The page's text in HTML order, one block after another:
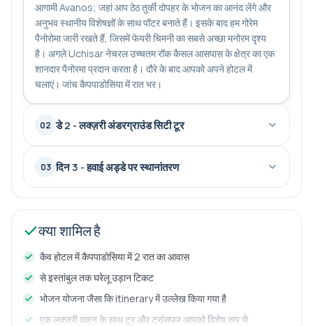
आगामी Avanos; जहां आप ठेठ तुर्की दोपहर के भोजन का आनंद लेंगे और
अनुभव स्थानीय विशेषज्ञों के साथ पॉटर बनाते हैं। इसके बाद हम गोरेम
पैनोरोमा जारी रखते हैं, जिसमें फेयरी चिमनी का सबसे अच्छा मनोरम दृश्य
है। अगले Uchisar नेचरल उच्चतम रॉक कैसल आसपास के क्षेत्र का एक
शानदार पैनोरमा प्रदान करता है। दौरे के बाद आपको अपने होटल में
चलाएं। जांच कैपपाडोसिया में रात भर।
02 डे 2 - लक्ज़री अंडरग्राउंड सिटी टूर
03 दिन 3 - हवाई अड्डे पर स्थानांतरण
क्या शामिल है
कैव होटल में कैपपाडोसिया में 2 रात का आवास
से इस्तांबुल तक घरेलू उड़ान टिकट
भोजन योजना जैसा कि itinerary में उल्लेख किया गया है
एक लक्जरी वाहन के साथ टूर और ट्रांसफर आपको विशेष रूप से